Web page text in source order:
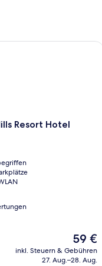
Resort Hotel
Der
Preis
beträgt
59 €
inkl. Steuern & Gebühren
27. Aug.–28. Aug.
Resort Hotel